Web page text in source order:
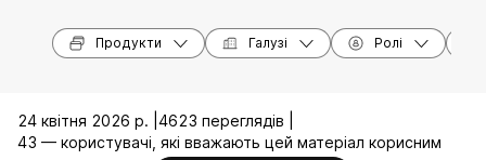
Продукти Галузі Ролі
24 квітня 2026 р. | 4623 переглядів |
43 — користувачі, які вважають цей матеріал корисним